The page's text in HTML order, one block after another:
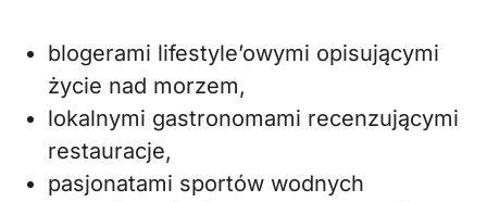
blogerami lifestyle’owymi opisującymi
życie nad morzem,
lokalnymi gastronomami recenzującymi
restauracje,
pasjonatami sportów wodnych